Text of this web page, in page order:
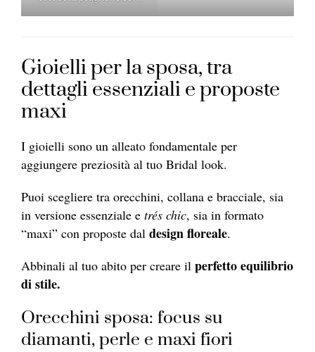
Gioielli per la sposa, tra
dettagli essenziali e proposte
maxi
I gioielli sono un alleato fondamentale per
aggiungere preziosità al tuo Bridal look.
Puoi scegliere tra orecchini, collana e bracciale, sia
in versione essenziale e trés chic, sia in formato
“maxi” con proposte dal design floreale.
Abbinali al tuo abito per creare il perfetto equilibrio
di stile.
Orecchini sposa: focus su
diamanti, perle e maxi fiori